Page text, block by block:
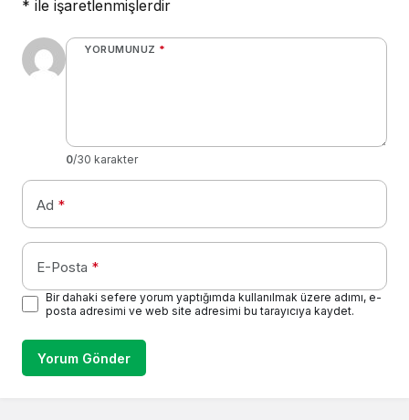
* ile işaretlenmişlerdir
YORUMUNUZ *
0/30 karakter
Ad *
E-Posta *
Bir dahaki sefere yorum yaptığımda kullanılmak üzere adımı, e-
posta adresimi ve web site adresimi bu tarayıcıya kaydet.
Yorum Gönder